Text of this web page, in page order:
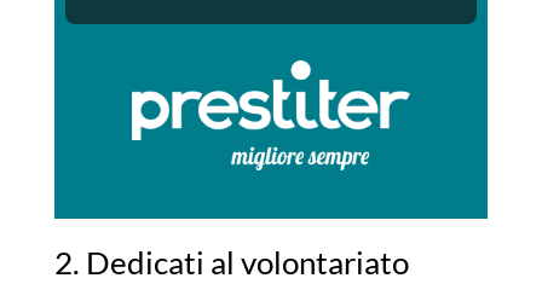
2. Dedicati al volontariato